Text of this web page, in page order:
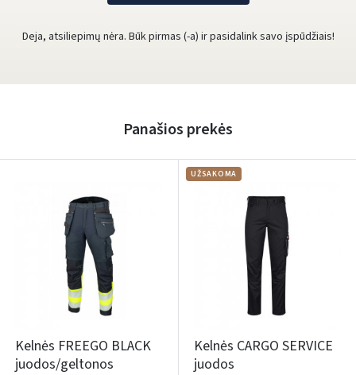
Deja, atsiliepimų nėra. Būk pirmas (-a) ir pasidalink savo įspūdžiais!
Panašios prekės
Kelnės FREEGO BLACK
juodos/geltonos
UŽSAKOMA
Kelnės CARGO SERVICE
juodos